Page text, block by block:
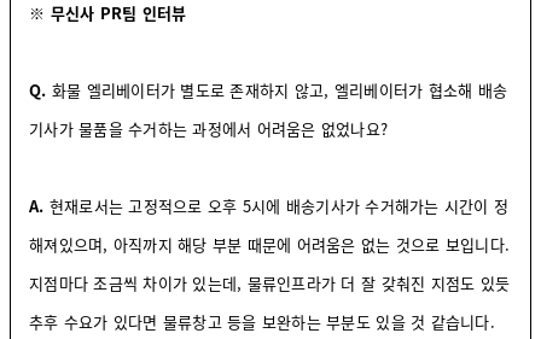
※ 무신사 PR팀 인터뷰
Q. 화물 엘리베이터가 별도로 존재하지 않고, 엘리베이터가 협소해 배송
기사가 물품을 수거하는 과정에서 어려움은 없었나요?
A. 현재로서는 고정적으로 오후 5시에 배송기사가 수거해가는 시간이 정
해져있으며, 아직까지 해당 부분 때문에 어려움은 없는 것으로 보입니다.
지점마다 조금씩 차이가 있는데, 물류인프라가 더 잘 갖춰진 지점도 있듯
추후 수요가 있다면 물류창고 등을 보완하는 부분도 있을 것 같습니다.